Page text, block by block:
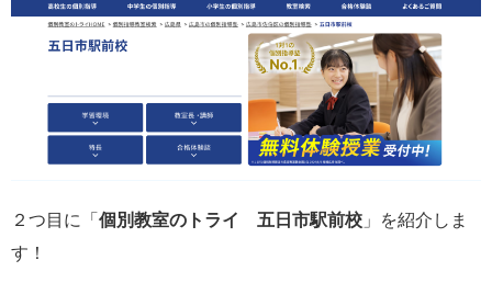
２つ目に「個別教室のトライ 五日市駅前校 」を紹介しま
す！